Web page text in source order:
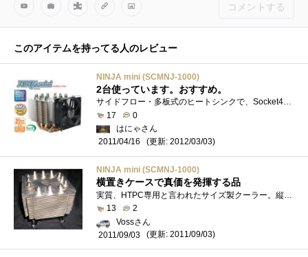
コメントする
このアイテムを持ってる人のレビュー
NINJA mini (SCMNJ-1000)
2台使っています。おすすめ。
サイドフロー・多板式のヒートシンクで、Socket478,LGA775,SocketAM2/AM2+/AM3に使用できます。8cmないし9cmファンを使用できますが、電圧制御タイプの8cmが...
17
0
はにゃさん
2011/04/16
(更新: 2012/03/03)
NINJA mini (SCMNJ-1000)
横置きケースで真価を発揮する品
13
2
Vossさん
2011/09/03
(更新: 2011/09/03)